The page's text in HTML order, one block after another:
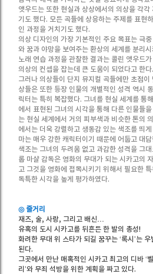
앳우드는 또한 현실과 상상에서의 의상을 각
기도 했다. 모든 곡들에 상응하는 주제를 표현
인 과정을 거치기도 했다.
의상 디자인의 가장 기본적인 주요 목표는 극
와 꿈과 야망을 보여주는 환상의 세계를 분리
노래 연습 과정을 관찰한 결과는 콜린 앳우드
의상의 컨셉을 잡는데 큰 도움이 되었다고 한다.
그러나 의상들이 단지 뮤지컬 곡들에만 초점이
상들은 또한 등장 인물의 개별적인 성격 역시
릭터는 특히 복잡했다. 그녀를 현실 세계를 통
에서 표현된 그녀의 시각을 통해 다른 인물들
는 현실 세계에서 거의 피부색과 비슷한 톤의
에서는 더욱 강렬하고 생동감 있는 색조를 띄
마는 매우 강한 캐릭터이기 때문에 어둡고 대
색조는 그녀의 두려움 없고 과감한 성격을 그
롭 마샬 감독은 영화의 무대가 되는 시카고의
고 그것을 영화에 접목시키기 위해서 필요한
독특한 시각을 높게 평가하였다.
◎ 줄거리
재즈, 술, 사랑, 그리고 배신…
유혹의 도시 시카고를 뒤흔든 한 발의 총성!
화려한 무대 위 스타가 되길 꿈꾸는 ‘록시’는
된다.
그곳에서 만난 매혹적인 시카고 최고의 디바 ‘
리’와 무죄 석방을 위한 계획을 짜고 있다.